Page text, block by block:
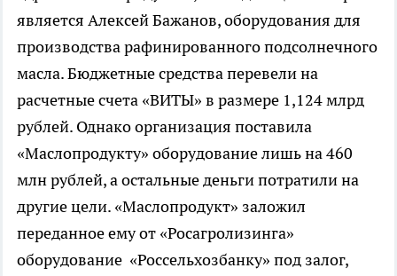
является Алексей Бажанов, оборудования для
производства рафинированного подсолнечного
масла. Бюджетные средства перевели на
расчетные счета «ВИТЫ» в размере 1,124 млрд
рублей. Однако организация поставила
«Маслопродукту» оборудование лишь на 460
млн рублей, а остальные деньги потратили на
другие цели. «Маслопродукт» заложил
переданное ему от «Росагролизинга»
оборудование «Россельхозбанку» под залог,